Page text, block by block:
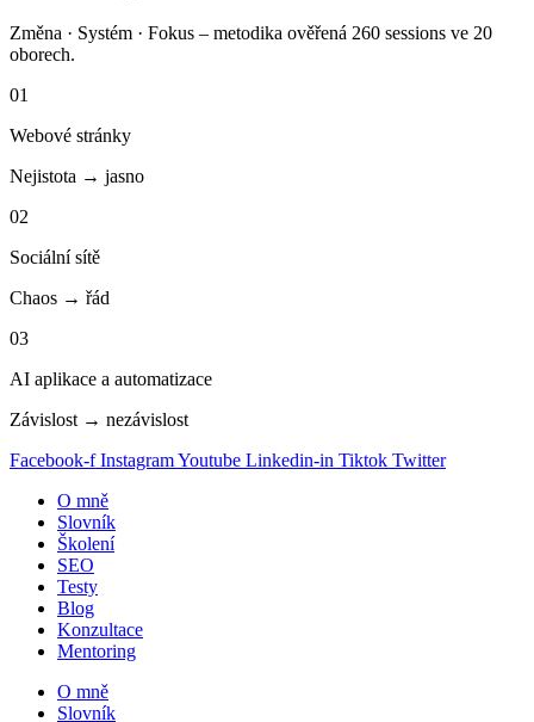
Změna · Systém · Fokus – metodika ověřená 260 sessions ve 20
oborech.
01
Webové stránky
Nejistota → jasno
02
Sociální sítě
Chaos → řád
03
AI aplikace a automatizace
Závislost → nezávislost
Facebook-f InstagramYoutube Linkedin-in Tiktok Twitter
O mně
Slovník
Školení
SEO
Testy
Blog
Konzultace
Mentoring
O mně
Slovník